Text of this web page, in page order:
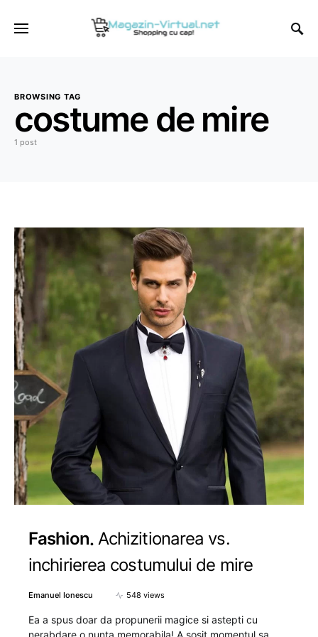
BROWSING TAG
costume de mire
1 post
Fashion Achizitionarea vs.
inchirierea costumului de mire
Emanuel Ionescu 548 views
Ea a spus doar da propunerii magice si astepti cu